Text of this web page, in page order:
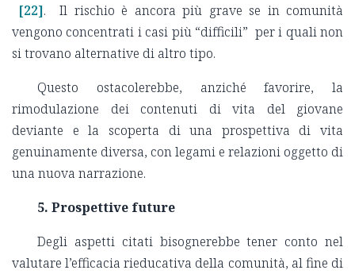
[22]. Il rischio è ancora più grave se in comunità
vengono concentrati i casi più “difficili” per i quali non
si trovano alternative di altro tipo.
Questo ostacolerebbe, anziché favorire, la
rimodulazione dei contenuti di vita del giovane
deviante e la scoperta di una prospettiva di vita
genuinamente diversa, con legami e relazioni oggetto di
una nuova narrazione.
5. Prospettive future
Degli aspetti citati bisognerebbe tener conto nel
valutare l’efficacia rieducativa della comunità, al fine di